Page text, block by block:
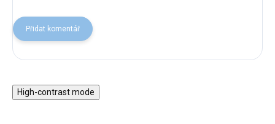
Přidat komentář
High-contrast mode